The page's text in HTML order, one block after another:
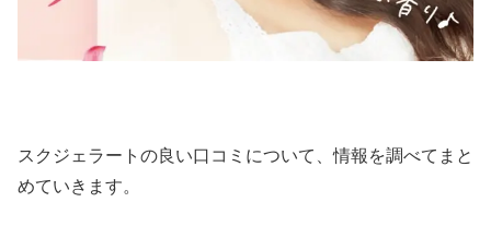
スクジェラートの良い口コミについて、情報を調べてまと
めていきます。